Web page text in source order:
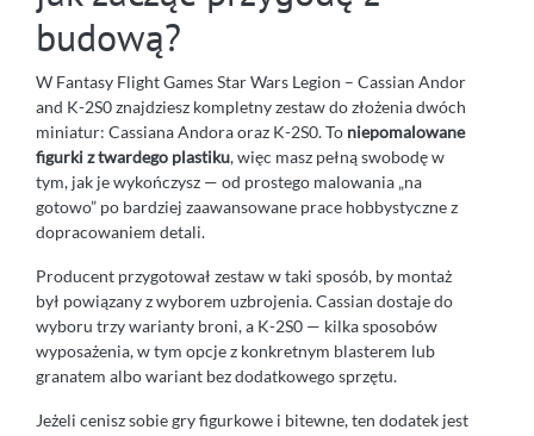
budową?
W Fantasy Flight Games Star Wars Legion – Cassian Andor
and K-2S0 znajdziesz kompletny zestaw do złożenia dwóch
miniatur: Cassiana Andora oraz K-2S0. To niepomalowane
figurki z twardego plastiku, więc masz pełną swobodę w
tym, jak je wykończysz — od prostego malowania „na
gotowo” po bardziej zaawansowane prace hobbystyczne z
dopracowaniem detali.
Producent przygotował zestaw w taki sposób, by montaż
był powiązany z wyborem uzbrojenia. Cassian dostaje do
wyboru trzy warianty broni, a K-2S0 — kilka sposobów
wyposażenia, w tym opcje z konkretnym blasterem lub
granatem albo wariant bez dodatkowego sprzętu.
Jeżeli cenisz sobie gry figurkowe i bitewne, ten dodatek jest